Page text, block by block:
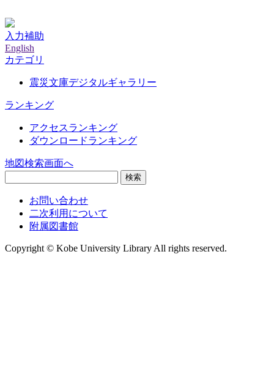
入力補助
English
カテゴリ
震災文庫デジタルギャラリー
ランキング
アクセスランキング
ダウンロードランキング
地図検索画面へ
検索
お問い合わせ
二次利用について
附属図書館
Copyright © Kobe University Library All rights reserved.